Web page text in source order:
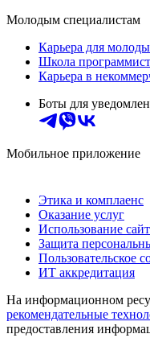
Молодым специалистам
Карьера для
Школа
Карьера в
Боты для
Мобильное приложение
Этика и комплаенс
Оказание услуг
Использование
Защита
Пользовательское
ИТ аккредитация
На информационном
рекомендательные
предоставления